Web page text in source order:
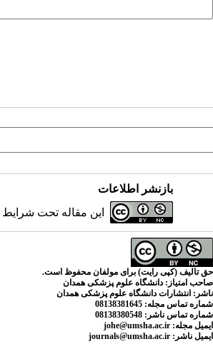
بازنشر اطلاعات
این مقاله تحت شرایط
حق تالیف (کپی رایت) برای مولفان محفوظ است.
صاحب امتیاز: دانشگاه علوم پزشکی همدان
ناشر: انتشارات دانشگاه علوم پزشکی همدان
شماره تماس مجله: 08138381645
شماره تماس ناشر:
ایمیل مجله:
ایمیل ناشر: